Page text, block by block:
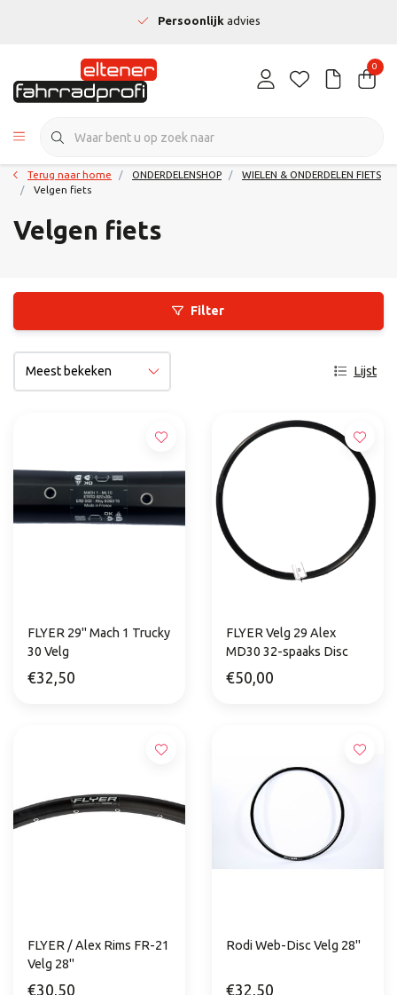
Persoonlijkadvies
0
Terug naar home ONDERDELENSHOP
WIELEN & ONDERDELEN FIETS
Velgen fiets
Velgen fiets
Filter
Lijst
FLYER 29" Mach 1 Trucky
30 Velg
€32,50
FLYER Velg 29 Alex
MD30 32-spaaks Disc
€50,00
FLYER / Alex Rims FR-21
Velg 28"
€30,50
Rodi Web-Disc Velg 28"
€32,50